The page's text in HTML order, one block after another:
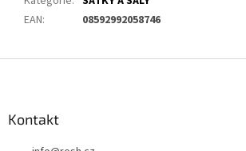
EAN: 08592992058746
Kontakt